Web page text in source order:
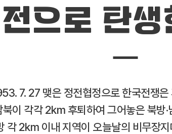
으로 탄
7. 27 맺은 정전협정으로 한국전쟁은
이 각각 2km 후퇴하여 그어놓은 북
각 2km 이내 지역이 오늘날의 비무